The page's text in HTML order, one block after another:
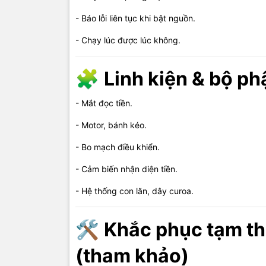
- Báo lỗi liên tục khi bật nguồn.
- Chạy lúc được lúc không.
🧩 Linh kiện & bộ
- Mắt đọc tiền.
- Motor, bánh kéo.
- Bo mạch điều khiển.
- Cảm biến nhận diện tiền.
- Hệ thống con lăn, dây curoa.
🛠️ Khắc phục tạm
(tham khảo)
- Hỗ trợ